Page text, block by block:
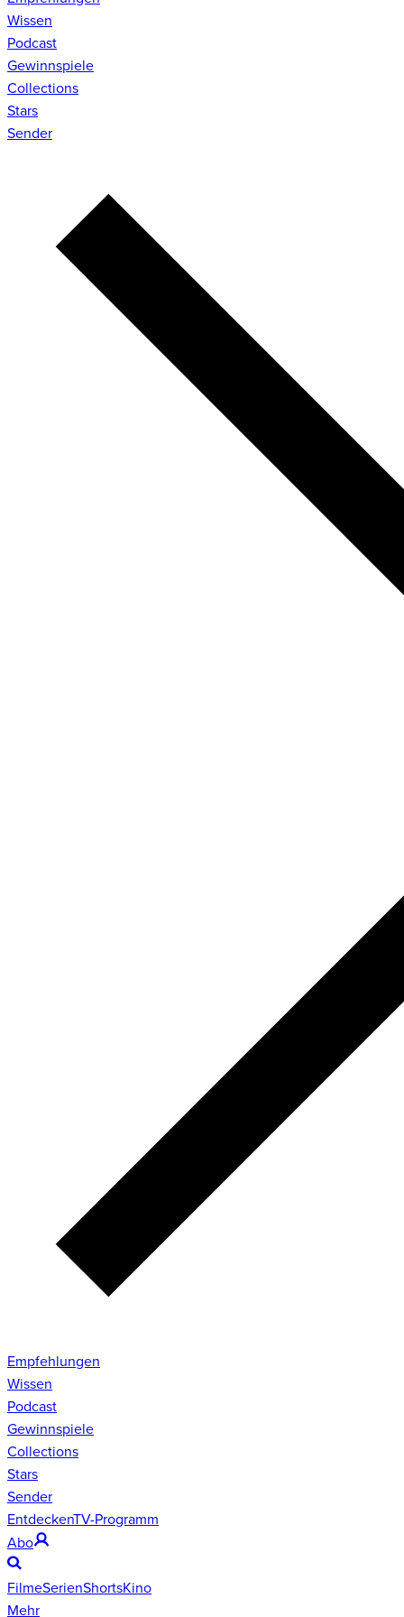
Wissen
Podcast
Gewinnspiele
Collections
Stars
Sender
Empfehlungen
Wissen
Podcast
Gewinnspiele
Collections
Stars
Sender
EntdeckenTV-Programm
Abo
FilmeSerienShortsKino
Mehr